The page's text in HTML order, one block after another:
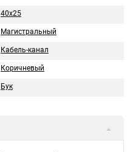
40х25
Магистральный
Кабель-канал
Коричневый
Бук